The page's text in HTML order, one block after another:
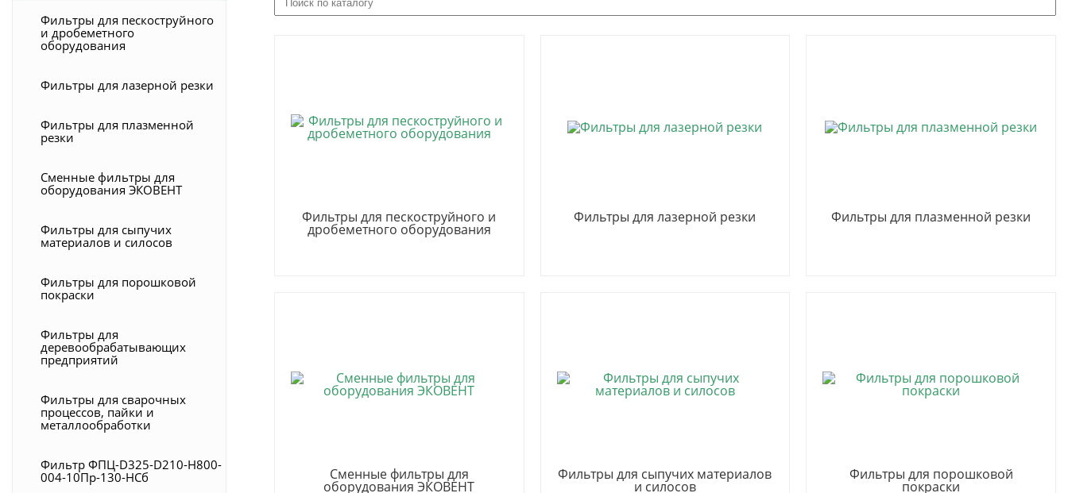
Фильтры для пескоструйного
и дробеметного
оборудования
Фильтры для лазерной резки
Фильтры для плазменной
резки
Сменные фильтры для
оборудования ЭКОВЕНТ
Фильтры для сыпучих
материалов и силосов
Фильтры для порошковой
покраски
Фильтры для
деревообрабатывающих
предприятий
Фильтры для сварочных
процессов, пайки и
металлообработки
Фильтр ФПЦ-D325-D210-H800-
004-10Пр-130-НСб
Фильтры для пескоструйного и
дробеметного оборудования
Фильтры для лазерной резки Фильтры для плазменной резки
Сменные фильтры для
оборудования ЭКОВЕНТ
Фильтры для сыпучих материалов
и силосов
Фильтры для порошковой
покраски